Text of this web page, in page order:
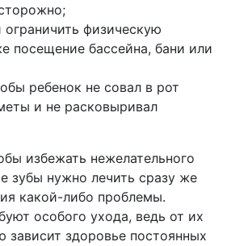
ограничить физическую
посещение бассейна, бани или
ребенок не совал в рот
и не расковыривал
избежать нежелательного
зубы нужно лечить сразу же
какой-либо проблемы.
особого ухода, ведь от их
зависит здоровье постоянных